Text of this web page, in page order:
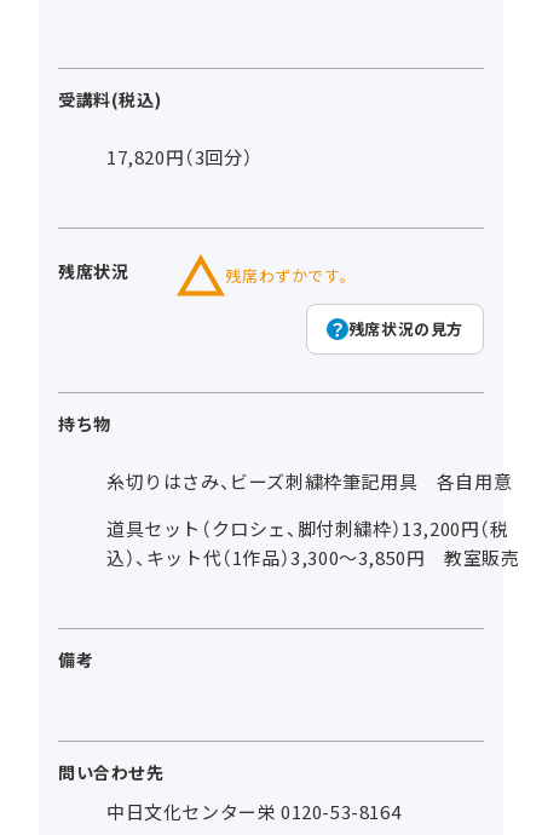
受講料(税込)
17,820円（3回分）
残席状況 残席わずかです。
残席状況の見方
持ち物
糸切りはさみ、ビーズ刺繍枠筆記用具 各自用意
道具セット（クロシェ、脚付刺繍枠）13,200円（税
込）、キット代（1作品）3,300～3,850円 教室販売
備考
問い合わせ先
中日文化センター栄 0120-53-8164